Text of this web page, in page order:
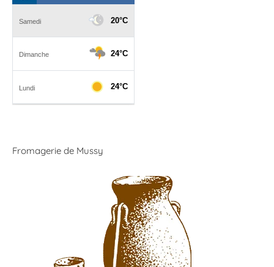
Fromagerie de Mussy